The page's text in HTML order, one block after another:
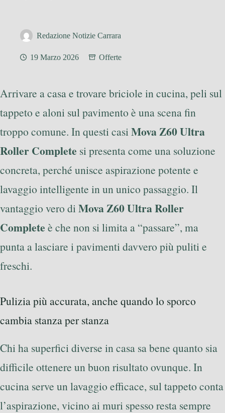
Redazione Notizie Carrara
19 Marzo 2026 Offerte
Arrivare a casa e trovare briciole in cucina, peli sul
tappeto e aloni sul pavimento è una scena fin
troppo comune. In questi casiMova Z60 Ultra
Roller Complete si presenta come una soluzione
concreta, perché unisce aspirazione potente e
lavaggio intelligente in un unico passaggio. Il
vantaggio vero diMova Z60 Ultra Roller
Complete è che non si limita a “passare”, ma
punta a lasciare i pavimenti davvero più puliti e
freschi.
Pulizia più accurata, anche quando lo sporco
cambia stanza per stanza
Chi ha superfici diverse in casa sa bene quanto sia
difficile ottenere un buon risultato ovunque. In
cucina serve un lavaggio efficace, sul tappeto conta
l’aspirazione, vicino ai muri spesso resta sempre